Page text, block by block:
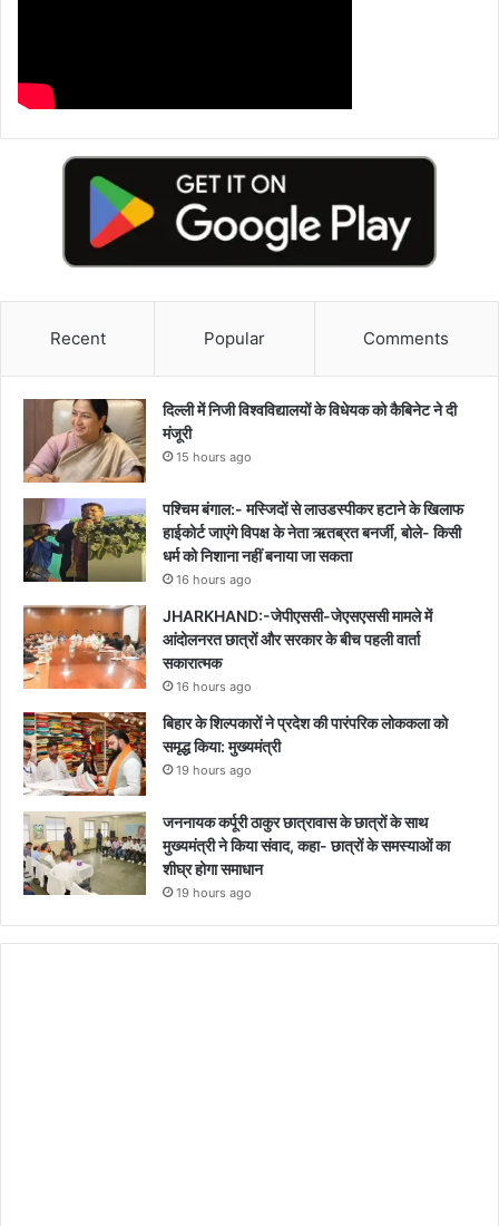
Recent Popular Comments
दिल्ली में निजी विश्वविद्यालयों के विधेयक को कैबिनेट ने दी
मंजूरी
15 hours ago
पश्चिम बंगाल:- मस्जिदों से लाउडस्पीकर हटाने के खिलाफ
हाईकोर्ट जाएंगे विपक्ष के नेता ऋतब्रत बनर्जी, बोले- किसी
धर्म को निशाना नहीं बनाया जा सकता
16 hours ago
JHARKHAND:-जेपीएससी-जेएसएससी मामले में
आंदोलनरत छात्रों और सरकार के बीच पहली वार्ता
सकारात्मक
16 hours ago
बिहार के शिल्पकारों ने प्रदेश की पारंपरिक लोककला को
समृद्ध किया: मुख्यमंत्री
19 hours ago
जननायक कर्पूरी ठाकुर छात्रावास के छात्रों के साथ
मुख्यमंत्री ने किया संवाद, कहा- छात्रों के समस्याओं का
शीघ्र होगा समाधान
19 hours ago